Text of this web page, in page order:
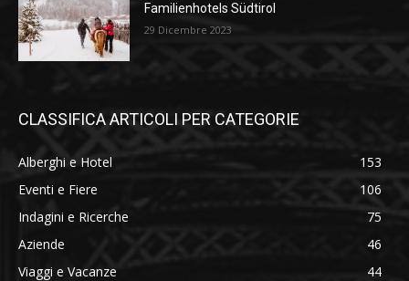
Familienhotels Südtirol
29 Dicembre 2023
CLASSIFICA ARTICOLI PER CATEGORIE
Alberghi e Hotel
153
Eventi e Fiere
106
Indagini e Ricerche
75
Aziende
46
Viaggi e Vacanze
44